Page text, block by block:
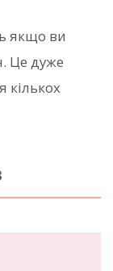
якщо ви
Це дуже
кількох